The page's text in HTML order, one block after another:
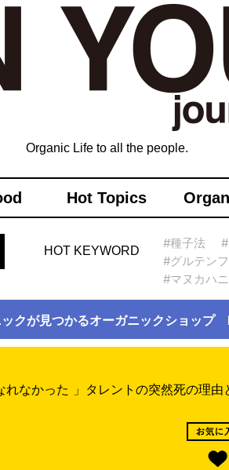
Organic Life to all the people.
Hot Topics
HOT KEYWORD
#種子法
#グルテン
#マヌカハ
ックが見つかるオーガニックショッ
れなかった 」タレントの突然死の理由